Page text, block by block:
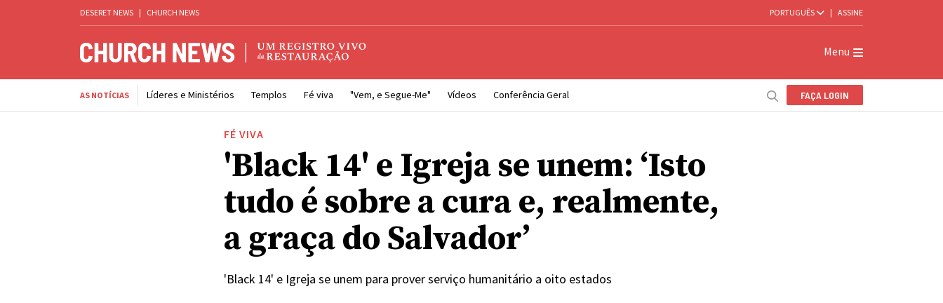
DESERET NEWS | CHURCH NEWS PORTUGUÊS | ASSINE
Menu
AS NOTÍCIAS Líderes e Ministérios Templos Fé viva "Vem, e Segue-Me" Vídeos Conferência Geral FAÇA LOGIN
FÉ VIVA
'Black 14' e Igreja se unem: ‘Isto
tudo é sobre a cura e, realmente,
a graça do Salvador’
'Black 14' e Igreja se unem para prover serviço humanitário a oito estados